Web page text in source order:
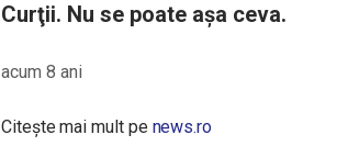
Curţii. Nu se poate așa ceva.
acum 8 ani
Citește mai mult pe news.ro